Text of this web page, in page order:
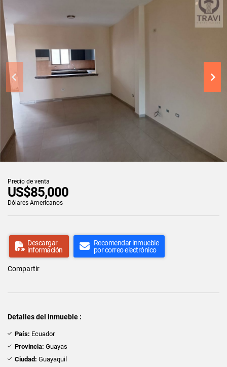
Precio de venta
US$85,000
Dólares Americanos
Descargar
información
Recomendar inmueble
por correo electrónico
Compartir
Detalles del inmueble :
País: Ecuador
Provincia: Guayas
Ciudad: Guayaquil